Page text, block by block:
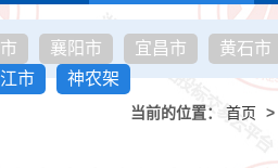
襄阳市 宜昌市
黄石市
市 神农架
当前的位置： 首页 >